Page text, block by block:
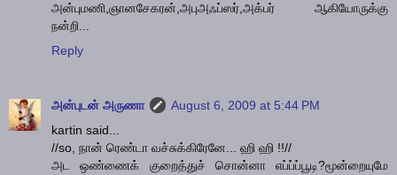
அன்புமணி,ஞானசேகரன்,அபுஅஃப்ஸர்,அக்பர் ஆகியோருக்கு
நன்றி...
Reply
அன்புடன் அருணா
August 6, 2009 at 5:44 PM
kartin said...
//so, நான் ரெண்டா வச்சுக்கிரேனே... ஹி ஹி !!//
அட ஒண்ணைக் குறைத்துச் சொன்னா எப்ப்ப்பூடி?மூன்றையுமே